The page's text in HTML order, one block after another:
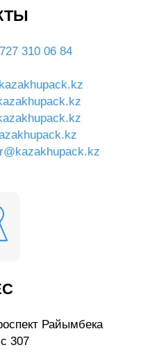
310 06 84
Райымбека
307